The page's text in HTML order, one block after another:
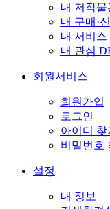
내 저작물
내 구매·
내 서비
내 관심
회원서비스
회원가입
로그인
아이디 찾
비밀번호
설정
내 정보